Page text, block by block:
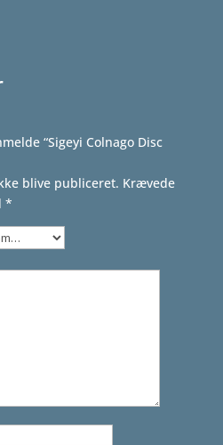
“Sigeyi Colnago Disc
blive publiceret. Krævede
*